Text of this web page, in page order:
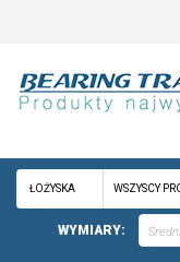
ŁOŻYSKA WSZYSCY
WYMIARY: